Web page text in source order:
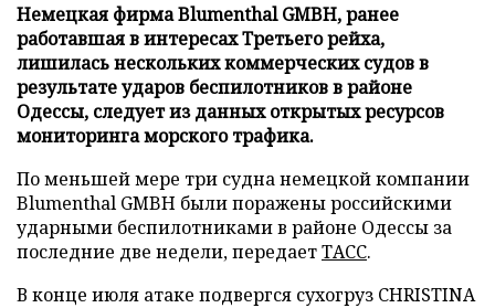
Немецкая фирма Blumenthal GMBH, ранее
работавшая в интересах Третьего рейха,
лишилась нескольких коммерческих судов в
результате ударов беспилотников в районе
Одессы, следует из данных открытых ресурсов
мониторинга морского трафика.
По меньшей мере три судна немецкой компании
Blumenthal GMBH были поражены российскими
ударными беспилотниками в районе Одессы за
последние две недели, передаетТАСС.
В конце июля атаке подвергся сухогруз CHRISTINA